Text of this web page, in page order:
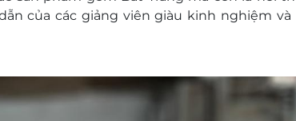
của các giảng viên giàu kinh nghiệm và